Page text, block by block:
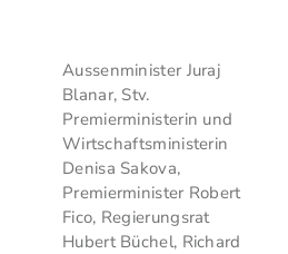
Aussenminister Juraj
Blanar, Stv.
Premierministerin und
Wirtschaftsministerin
Denisa Sakova,
Premierminister Robert
Fico, Regierungsrat
Hubert Büchel, Richard